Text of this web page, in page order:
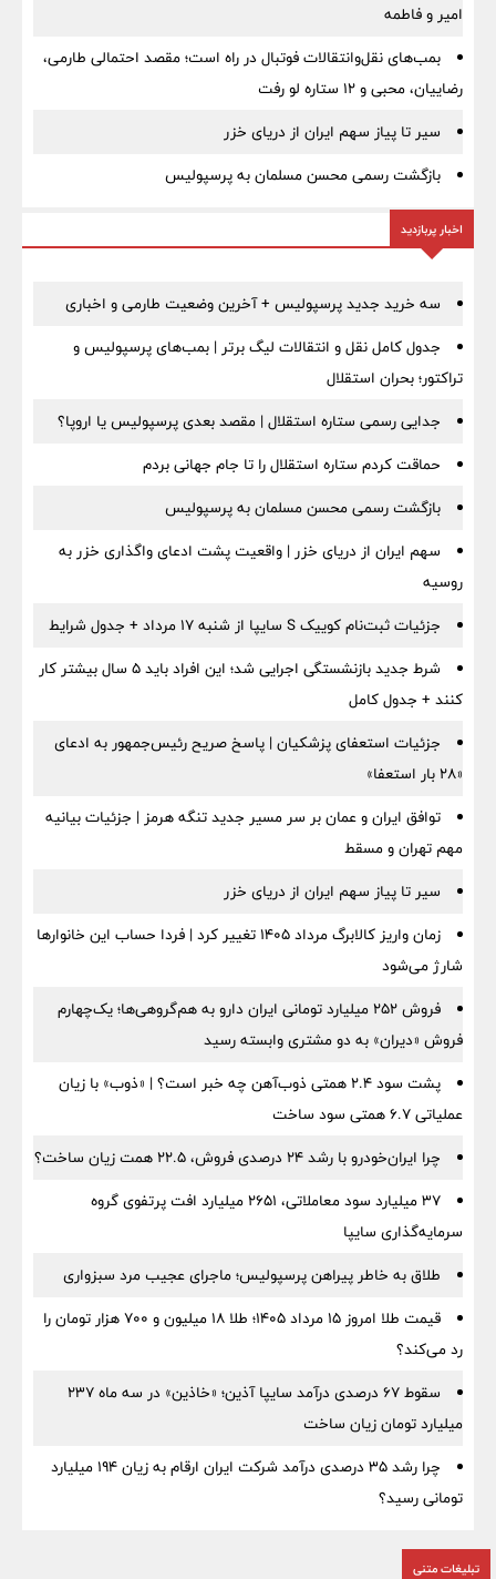
امیر و فاطمه
بمب‌های نقل‌وانتقالات فوتبال در راه است؛ مقصد احتمالی طارمی،
رضاییان، محبی و ۱۲ ستاره لو رفت
سیر تا پیاز سهم ایران از دریای خزر
بازگشت رسمی محسن مسلمان به پرسپولیس
اخبار پربازدید
سه خرید جدید پرسپولیس + آخرین وضعیت طارمی و اخباری
جدول کامل نقل و انتقالات لیگ برتر | بمب‌های پرسپولیس و
تراکتور؛ بحران استقلال
جدایی رسمی ستاره استقلال | مقصد بعدی پرسپولیس یا اروپا؟
حماقت کردم ستاره استقلال را تا جام جهانی بردم
بازگشت رسمی محسن مسلمان به پرسپولیس
سهم ایران از دریای خزر | واقعیت پشت ادعای واگذاری خزر به
روسیه
جزئیات ثبت‌نام کوییک S سایپا از شنبه ۱۷ مرداد + جدول شرایط
شرط جدید بازنشستگی اجرایی شد؛ این افراد باید ۵ سال بیشتر کار
کنند + جدول کامل
جزئیات استعفای پزشکیان | پاسخ صریح رئیس‌جمهور به ادعای
«۲۸ بار استعفا»
توافق ایران و عمان بر سر مسیر جدید تنگه هرمز | جزئیات بیانیه
مهم تهران و مسقط
سیر تا پیاز سهم ایران از دریای خزر
زمان واریز کالابرگ مرداد ۱۴۰۵ تغییر کرد | فردا حساب این خانوارها
شارژ می‌شود
فروش ۲۵۲ میلیارد تومانی ایران دارو به هم‌گروهی‌ها؛ یک‌چهارم
فروش «دیران» به دو مشتری وابسته رسید
پشت سود ۲.۴ همتی ذوب‌آهن چه خبر است؟ | «ذوب» با زیان
عملیاتی ۶.۷ همتی سود ساخت
چرا ایران‌خودرو با رشد ۲۴ درصدی فروش، ۲۲.۵ همت زیان ساخت؟
۳۷ میلیارد سود معاملاتی، ۲۶۵۱ میلیارد افت پرتفوی گروه
سرمایه‌گذاری سایپا
طلاق به خاطر پیراهن پرسپولیس؛ ماجرای عجیب مرد سبزواری
قیمت طلا امروز ۱۵ مرداد ۱۴۰۵؛ طلا ۱۸ میلیون و ۷۰۰ هزار تومان را
رد می‌کند؟
سقوط ۶۷ درصدی درآمد سایپا آذین؛ «خاذین» در سه ماه ۲۳۷
میلیارد تومان زیان ساخت
چرا رشد ۳۵ درصدی درآمد شرکت ایران ارقام به زیان ۱۹۴ میلیارد
تومانی رسید؟
تبلیغات متنی